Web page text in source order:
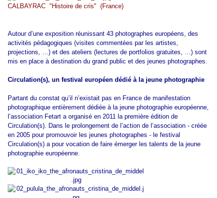
CALBAYRAC "Histoire de cris" (France)
Autour d’une exposition réunissant 43 photographes européens, des
activités pédagogiques (visites commentées par les artistes,
projections, …) et des ateliers (lectures de portfolios gratuites, …) sont
mis en place à destination du grand public et des jeunes photographes.
Circulation(s), un festival européen dédié à la jeune photographie
Partant du constat qu’il n’existait pas en France de manifestation
photographique entièrement dédiée à la jeune photographie européenne,
l’association Fetart a organisé en 2011 la première édition de
Circulation(s). Dans le prolongement de l’action de l’association - créée
en 2005 pour promouvoir les jeunes photographes - le festival
Circulation(s) a pour vocation de faire émerger les talents de la jeune
photographie européenne.